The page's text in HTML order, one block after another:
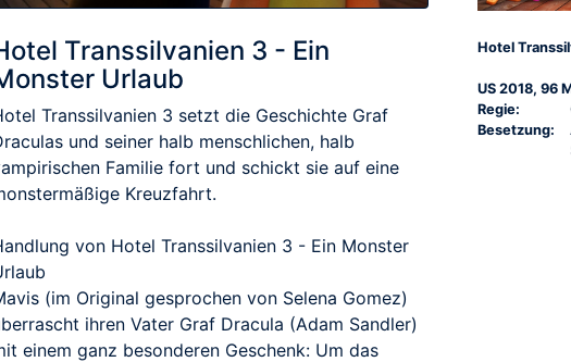
Transsilvanien 3 - Ein
Urlaub
Transsilvanien 3 setzt die Geschichte Graf
und seiner halb menschlichen, halb
Familie fort und schickt sie auf eine
Kreuzfahrt.
von Hotel Transsilvanien 3 - Ein Monster
(im Original gesprochen von Selena Gomez)
ihren Vater Graf Dracula (Adam Sandler)
einem ganz besonderen Geschenk: Um das
Hotel
US 2018, 96
Regie:
Besetzung: